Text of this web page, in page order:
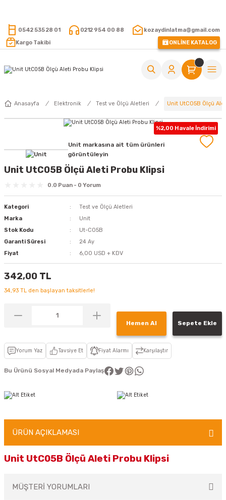
0542 535 28 01 0212 954 00 88
kozaydinlatma@gmail.com
Kargo Takibi
ONLİNE KATALOG
Anasayfa Elektronik Test ve Ölçü Aletleri Unit UtC05B Ölçü
%2,00 Havale İndirimi
Unit markasına ait tüm ürünleri
görüntüleyin
Unit UtC05B Ölçü Aleti Probu Klipsi
0.0 Puan - 0 Yorum
Kategori
Test ve Ölçü Aletleri
Marka
Unit
Stok Kodu
Ut-C05B
Garanti Süresi
24 Ay
Fiyat
6,00 USD + KDV
342,00 TL
34,93 TL den başlayan taksitlerle!
Hemen Al Sepete Ekle
Yorum Yaz Tavsiye Et Fiyat Alarmı Karşılaştır
Bu Ürünü Sosyal Medyada Paylaş
ÜRÜN AÇIKLAMASI
Unit UtC05B Ölçü Aleti Probu Klipsi
MÜŞTERİ YORUMLARI